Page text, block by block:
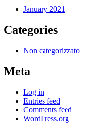
January 2021
Categories
Non categorizzato
Meta
Log in
Entries feed
Comments feed
WordPress.org